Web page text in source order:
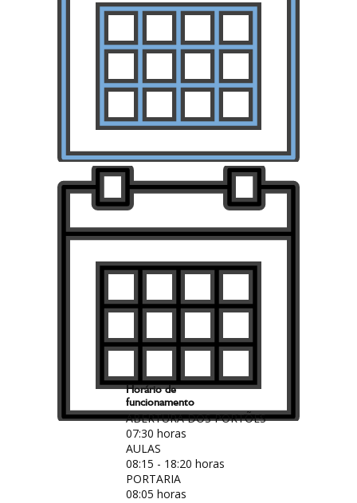
Horário de
funcionamento
ABERTURA DOS PORTÕES
07:30 horas
AULAS
08:15 - 18:20 horas
PORTARIA
08:05 horas